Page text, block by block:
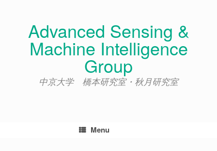
Advanced Sensing &
Machine Intelligence
Group
中京大学 橋本研究室・秋月研究室
Menu